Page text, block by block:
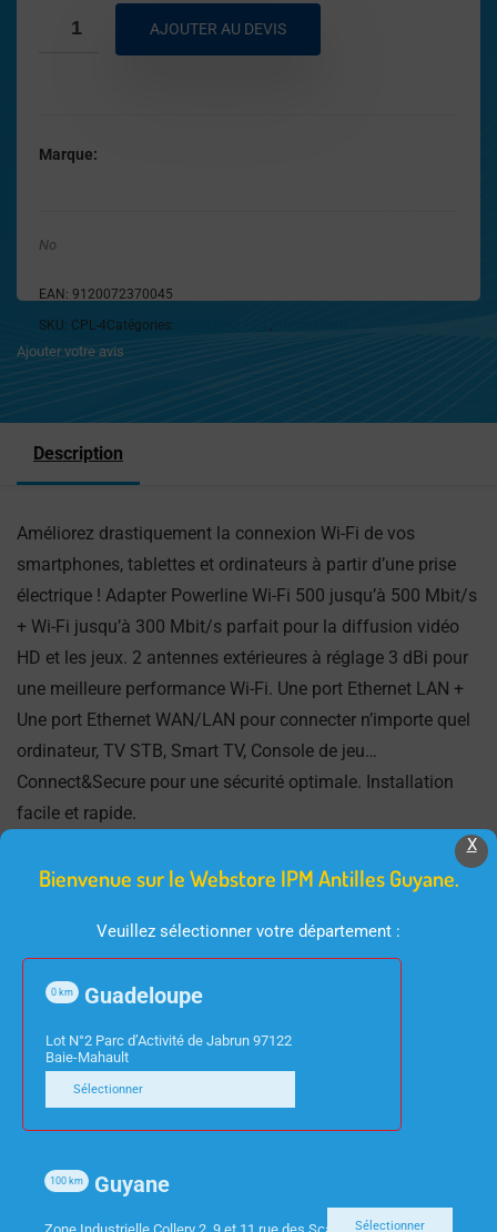
AJOUTER AU DEVIS
Marque
No
EAN: 9120072370045
SKU: CPL-4Catégories: ,
Ajouter votre avis
Description
Améliorez drastiquement la connexion Wi-Fi de vos
smartphones, tablettes et ordinateurs à partir d’une prise
électrique ! Adapter Powerline Wi-Fi 500 jusqu’à 500 Mbit/s
+ Wi-Fi jusqu’à 300 Mbit/s parfait pour la diffusion vidéo
HD et les jeux. 2 antennes extérieures à réglage 3 dBi pour
une meilleure performance Wi-Fi. Une port Ethernet LAN +
Une port Ethernet WAN/LAN pour connecter n’importe quel
ordinateur, TV STB, Smart TV, Console de jeu…
Connect&Secure pour une sécurité optimale. Installation
facile et rapide.
Produits Similaires
X
Bienvenue sur le Webstore IPM Antilles Guyane.
Veuillez sélectionner votre département :
Guadeloupe
0 km
Lot N°2 Parc d’Activité de Jabrun 97122
Baie-Mahault
Sélectionner
Guyane
100 km
Sélectionner